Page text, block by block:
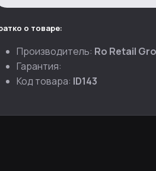
о товаре:
Производитель: Ro Retail
Гарантия:
Код товара: ID143